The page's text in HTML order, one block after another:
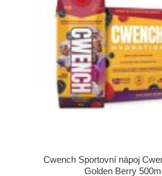
Cwench Sportovní nápoj
Golden Berry